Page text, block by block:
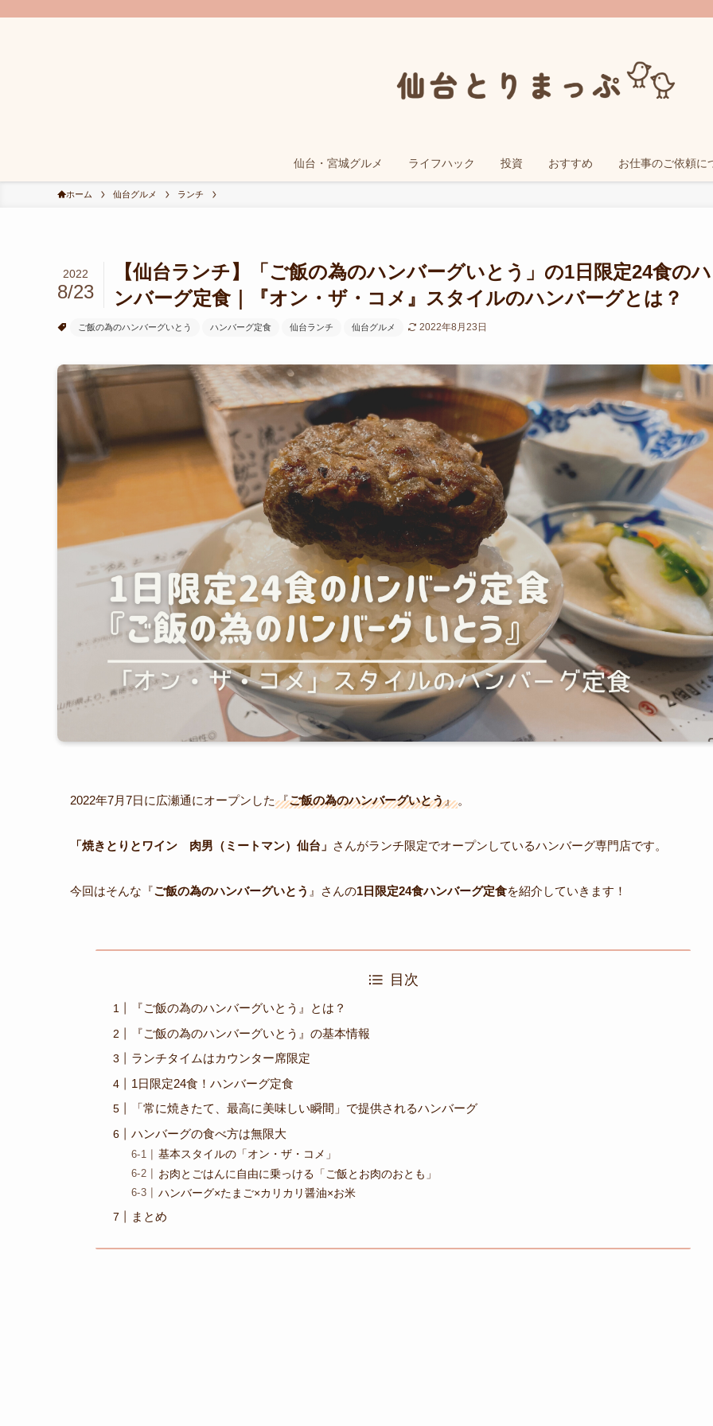
仙台・宮城グルメ ライフハック 投資 おすすめ お仕事のご依頼に
ホーム 仙台グルメ ランチ
【仙台ランチ】「ご飯の為のハンバーグいとう」の1日限定24食のハ
ンバーグ定食｜『オン・ザ・コメ』スタイルのハンバーグとは？
2022
8/23
ご飯の為のハンバーグいとう ハンバーグ定食 仙台ランチ 仙台グルメ 2022年8月23日
2022年7月7日に広瀬通にオープンした 『ご飯の為のハンバーグいとう』 。
「焼きとりとワイン 肉男（ミートマン）仙台」 さんがランチ限定でオープンしているハンバーグ専門店です。
今回はそんな『ご飯の為のハンバーグいとう 』さんの1日限定24食ハンバーグ定食を紹介していきます！
目次
『ご飯の為のハンバーグいとう』とは？
『ご飯の為のハンバーグいとう』の基本情報
ランチタイムはカウンター席限定
1日限定24食！ハンバーグ定食
「常に焼きたて、最高に美味しい瞬間」で提供されるハンバーグ
ハンバーグの食べ方は無限大
基本スタイルの「オン・ザ・コメ」
お肉とごはんに自由に乗っける「ご飯とお肉のおとも」
ハンバーグ×たまご×カリカリ醤油×お米
まとめ